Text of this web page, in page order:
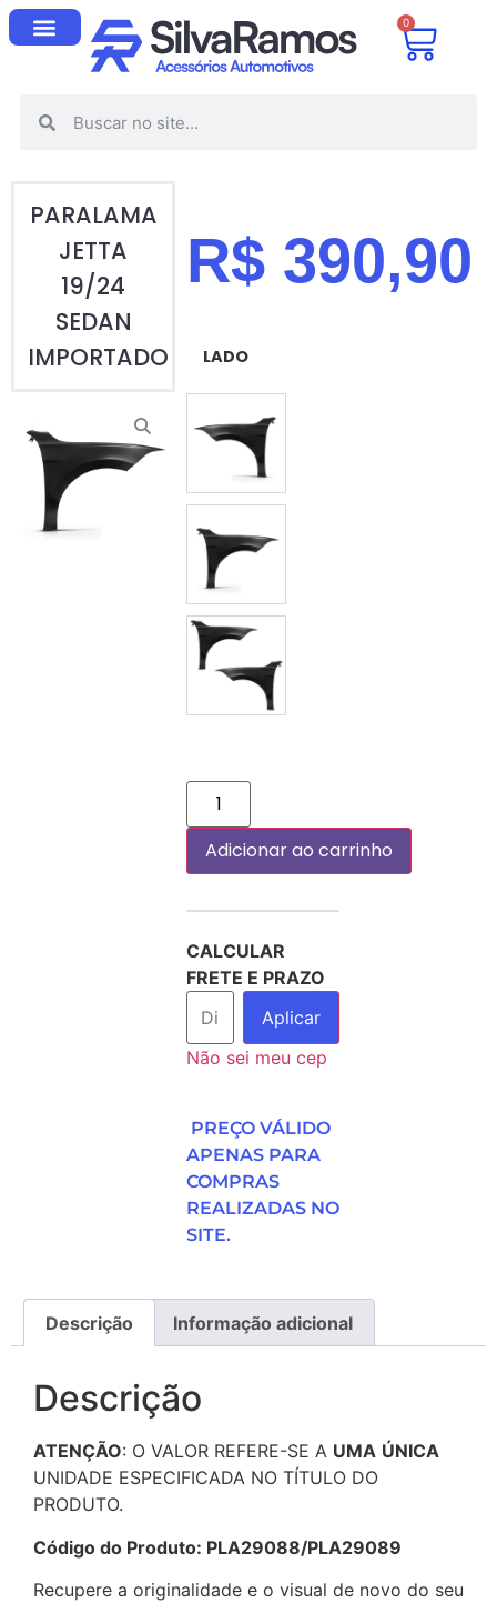
0
PARALAMA
JETTA
19/24
SEDAN
IMPORTADO
R$ 390,90
LADO
ESQUERDO (MOTORISTA)
PAR
Adicionar ao carrinho
CALCULAR
FRETE E PRAZO
Aplicar
Não sei meu cep
PREÇO VÁLIDO
APENAS PARA
COMPRAS
REALIZADAS NO
SITE.
Descrição Informação adicional
Descrição
ATENÇÃO: O VALOR REFERE-SE A UMA ÚNICA
UNIDADE ESPECIFICADA NO TÍTULO DO
PRODUTO.
Código do Produto: PLA29088/PLA29089
Recupere a originalidade e o visual de novo do seu